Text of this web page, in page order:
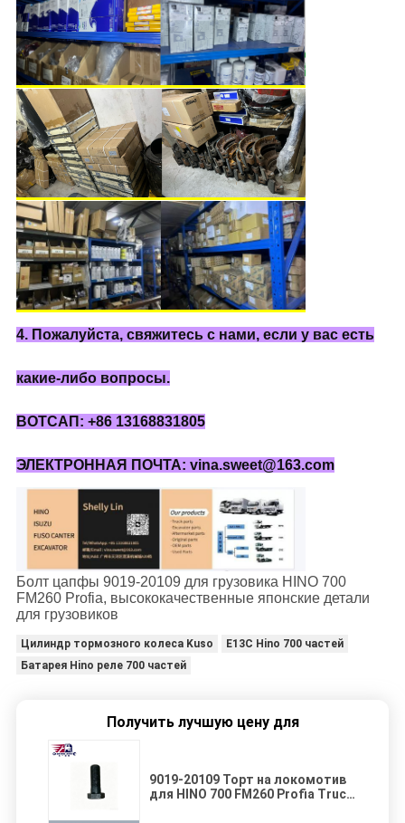
4. Пожалуйста, свяжитесь с нами, если у вас есть
какие-либо вопросы.
ВОТСАП: +86 13168831805
ЭЛЕКТРОННАЯ ПОЧТА: vina.sweet@163.com
Болт цапфы 9019-20109 для грузовика HINO 700
FM260 Profia, высококачественные японские детали
для грузовиков
Цилиндр тормозного колеса Kuso
E13C Hino 700 частей
Батарея Hino реле 700 частей
Получить лучшую цену для
9019-20109 Торт на локомотив
для HINO 700 FM260 Profia Truck